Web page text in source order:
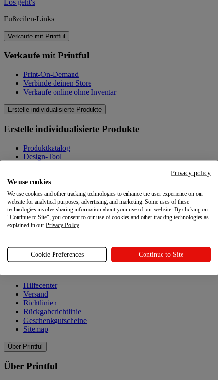
Los geht's
Fußzeilen-Links
Verkaufe mit Printful
Verkaufe mit Printful
Print-On-Demand
Verbinde deinen Store
Verkaufe online ohne Inventar
Erstelle individualisierte Produkte
Erstelle individualisierte Produkte
Produktkatalog
Design-Tool
Wissenswertes
Wissenswertes
Blog
Ressourcen
Hilfecenter
Versand
Richtlinien
Rückgaberichtlinie
Geschenkgutscheine
Sitemap
Über Printful
Über Printful
Privacy policy
We use cookies
We use cookies and other tracking technologies to enhance the user experience on our
website for analytical purposes, advertising, and marketing. Some uses of these
technologies involve sharing information about your use of our website. By clicking on
"Continue to Site", you consent to our use of cookies and other tracking technologies as
explained in our Privacy Policy.
Cookie Preferences Continue to Site